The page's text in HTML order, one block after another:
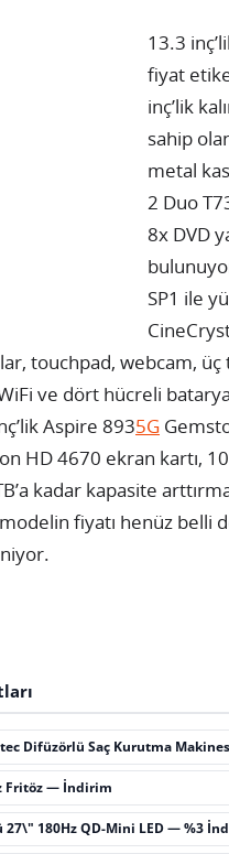
13.3
fiyat
inç’lik
sahip
metal
2 Duo
8x DVD
SP1 ile
touchpad, webcam,
ve dört hücreli
Aspire 8935G
HD 4670 ekran kartı,
kadar kapasite
fiyatı henüz belli
Difüzörlü Saç Kurutma
Fritöz — İndirim
27\" 180Hz QD-Mini LED — %3